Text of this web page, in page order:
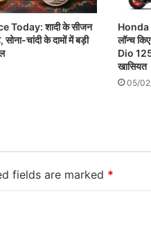
Today: शादी के सीजन
सोना-चांदी के दामों में बड़ी
Honda
लॉन्च
Dio
खासियत
05/
fields are marked *